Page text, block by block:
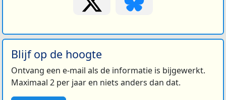
Blijf op de hoogte
Ontvang een e-mail als de informatie is bijgewerkt.
Maximaal 2 per jaar en niets anders dan dat.